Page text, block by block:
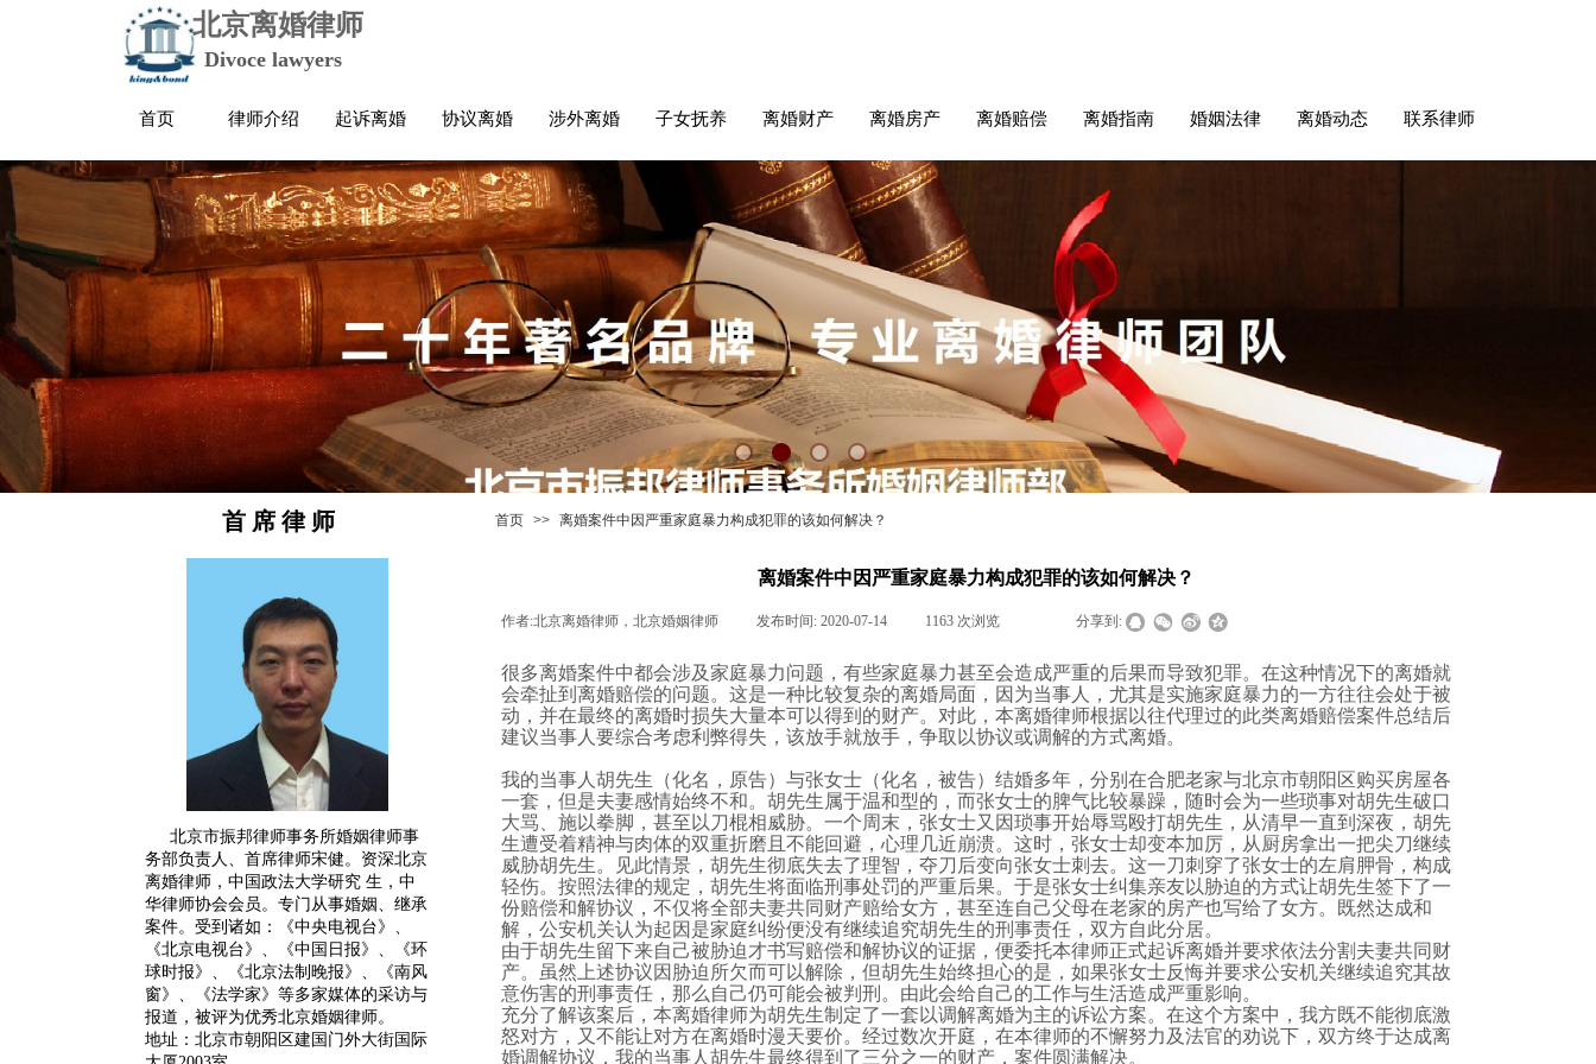
北京离婚律师
Divoce lawyers
首页 律师介绍 起诉离婚 协议离婚 涉外离婚 子女抚养 离婚财产 离婚房产 离婚赔偿 离婚指南 婚姻法律 离婚动态 联系律师
首 席 律 师 首页 >> 离婚案件中因严重家庭暴力构成犯罪的该如何解决？
离婚案件中因严重家庭暴力构成犯罪的该如何解决？
作者:北京离婚律师，北京婚姻律师 发布时间: 2020-07-14 1163 次浏览 分享到:
很多离婚案件中都会涉及家庭暴力问题，有些家庭暴力甚至会造成严重的后果而导致犯罪。在这种情况下的离婚就
会牵扯到 离婚赔偿的问题。这是一种比较复杂的离婚局面，因为当事人，尤其是实施家庭暴力的一方往往会处于被
动，并在最终的离婚时损失大量本可以得到的财产。对此，本离婚律师根据以往代理过的此类离婚赔偿案件总结后
建议当事人要综合考虑利弊得失，该放手就放手，争取以协议或调解的方式离婚。
我的当事人胡先生（化名，原告）与张女士（化名，被告）结婚多年，分别在合肥老家与北京市朝阳区购买房屋各
一套，但是夫妻感情始终不和。胡先生属于温和型的，而张女士的脾气比较暴躁，随时会为一些琐事对胡先生破口
大骂、施以拳脚，甚至以刀棍相威胁。一个周末，张女士又因琐事开始辱骂殴打胡先生，从清早一直到深夜，胡先
生遭受着精神与肉体的双重折磨且不能回避，心理几近崩溃。这时，张女士却变本加厉，从厨房拿出一把尖刀继续
威胁胡先生。见此情景，胡先生彻底失去了理智，夺刀后变向张女士刺去。这一刀刺穿了张女士的左肩胛骨，构成
轻伤。按照法律的规定，胡先生将面临刑事处罚的严重后果。于是张女士纠集亲友以胁迫的方式让胡先生签下了一
份赔偿和解协议，不仅将全部夫妻共同财产赔给女方，甚至连自己父母在老家的房产也写给了女方。既然达成和
解，公安机关认为起因是家庭纠纷便没有继续追究胡先生的刑事责任，双方自此分居。
由于胡先生留下来自己被胁迫才书写赔偿和解协议的证据，便委托本律师正式起诉离婚并要求依法分割夫妻共同财
产。虽然上述协议因胁迫所欠而可以解除，但胡先生始终担心的是，如果张女士反悔并要求公安机关继续追究其故
意伤害的刑事责任，那么自己仍可能会被判刑。由此会给自己的工作与生活造成严重影响。
充分了解该案后，本离婚律师为胡先生制定了一套以调解离婚为主的诉讼方案。在这个方案中，我方既不能彻底激
怒对方，又不能让对方在离婚时漫天要价。经过数次开庭，在本律师的不懈努力及法官的劝说下，双方终于达成离
婚调解协议，我的当事人胡先生最终得到了三分之一的财产，案件圆满解决。
北京市振邦律师事务所婚姻律师事
务部负责人、首席律师宋健。 资深北京
离婚律师 ，中国政法大学研究 生，中
华律师协会会员。专门从事婚姻、继承
案件。受到诸如：《中央电视台》、
《北京电视台》、《中国日报》、《环
球时报》、《北京法制晚报》、《南风
窗》、《法学家》等多家媒体的采访与
报道，被评为优秀北京婚姻律师。
地址：北京市朝阳区建国门外大街国际